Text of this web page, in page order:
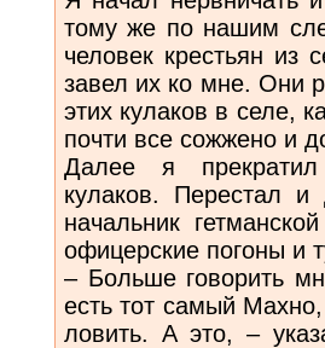
тому же по нашим
человек крестьян из
завел их ко мне. Они
этих кулаков в селе,
почти все сожжено и
Далее я
кулаков. Перестал
начальник
офицерские погоны и
– Больше говорить
есть тот самый
ловить. А это, –